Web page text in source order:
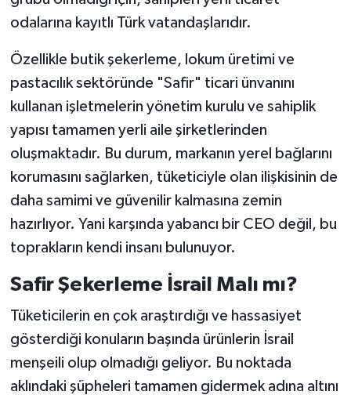
odalarına kayıtlı Türk vatandaşlarıdır.
Özellikle butik şekerleme, lokum üretimi ve
pastacılık sektöründe "Safir" ticari ünvanını
kullanan işletmelerin yönetim kurulu ve sahiplik
yapısı tamamen yerli aile şirketlerinden
oluşmaktadır. Bu durum, markanın yerel bağlarını
korumasını sağlarken, tüketiciyle olan ilişkisinin de
daha samimi ve güvenilir kalmasına zemin
hazırlıyor. Yani karşında yabancı bir CEO değil, bu
toprakların kendi insanı bulunuyor.
Safir Şekerleme İsrail Malı mı?
Tüketicilerin en çok araştırdığı ve hassasiyet
gösterdiği konuların başında ürünlerin İsrail
menşeili olup olmadığı geliyor. Bu noktada
aklındaki şüpheleri tamamen gidermek adına altını